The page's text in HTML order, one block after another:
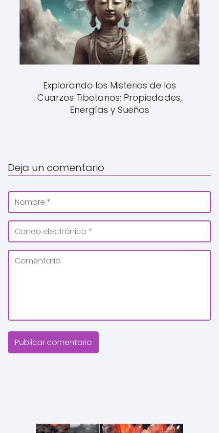
Explorando los Misterios de los
Cuarzos Tibetanos: Propiedades,
Energías y Sueños
Deja un comentario